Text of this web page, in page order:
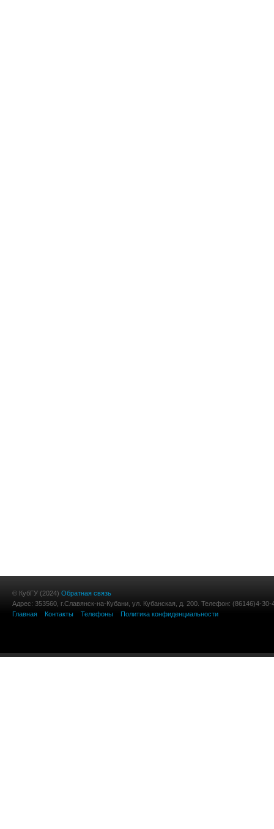
© КубГУ (2024) Обратная связь
Адрес: 353560, г.Славянск-на-Кубани, ул. Кубанская, д. 200. Телефон: (86146)4-30-
Главная
Контакты Телефоны Политика конфиденциальности